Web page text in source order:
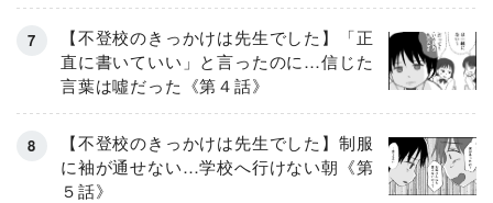
【不登校のきっかけは先生でした】「正
直に書いていい」と言ったのに…信じた
言葉は噓だった《第４話》
【不登校のきっかけは先生でした】制服
に袖が通せない…学校へ行けない朝《第
５話》